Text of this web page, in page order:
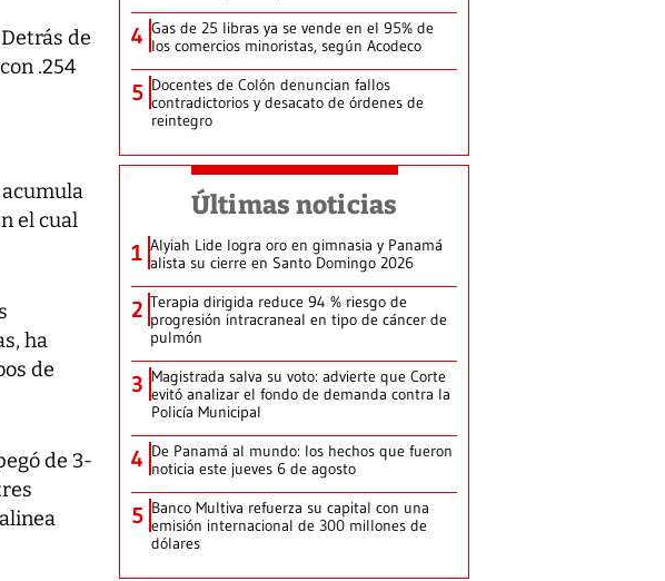
de
.254
el cual
ha
de
de 3-
4 Gas de 25 libras ya se vende en el 95% de
los comercios minoristas, según Acodeco
5 Docentes de Colón denuncian fallos
contradictorios y desacato de órdenes de
reintegro
Últimas noticias
1 Alyiah Lide logra oro en gimnasia y Panamá
alista su cierre en Santo Domingo 2026
2 Terapia dirigida reduce 94 % riesgo de
progresión intracraneal en tipo de cáncer de
pulmón
3 Magistrada salva su voto: advierte que Corte
evitó analizar el fondo de demanda contra la
Policía Municipal
4 De Panamá al mundo: los hechos que fueron
noticia este jueves 6 de agosto
5 Banco Multiva refuerza su capital con una
emisión internacional de 300 millones de
dólares